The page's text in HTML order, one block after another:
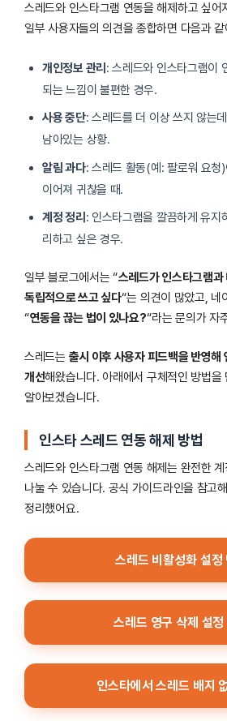
스레드와 인스타그램 연동을 해제하고 싶어
일부 사용자들의 의견을 종합하면 다음과 같
개인정보 관리 : 스레드와 인스타그램이
되는 느낌이 불편한 경우.
사용 중단: 스레드를 더 이상 쓰지 않는
남아있는 상황.
알림 과다: 스레드 활동(예: 팔로워 요청
이어져 귀찮을 때.
계정 정리 : 인스타그램을 깔끔하게 유지
리하고 싶은 경우.
일부 블로그에서는 “스레드가 인스타그램과
독립적으로 쓰고 싶다“는 의견이 많았고, 네
“연동을 끊는 법이 있나요?“라는 문의가 자
스레드는 출시 이후 사용자 피드백을 반영해
개선해왔습니다. 아래에서 구체적인 방법을
알아보겠습니다.
인스타 스레드 연동 해제 방법
스레드와 인스타그램 연동 해제는 완전한
나눌 수 있습니다. 공식 가이드라인을 참고
정리했어요.
스레드 비활성화 설정
스레드 영구 삭제 설정
인스타에서 스레드 배지